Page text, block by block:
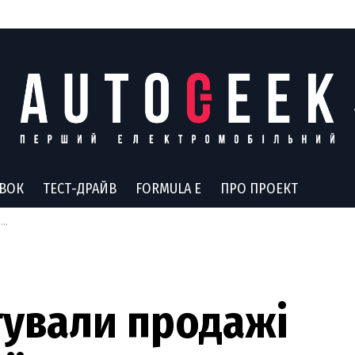
ТЕСТ-ДРАЙВ FORMULA E ПРО ПРОЕКТ
продажі